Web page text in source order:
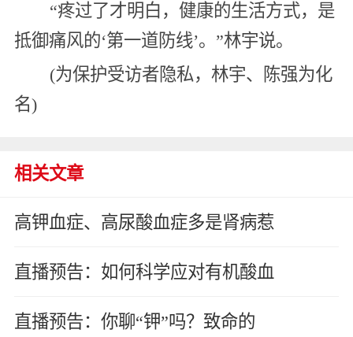
“疼过了才明白，健康的生活方式，是
抵御痛风的‘第一道防线’。”林宇说。
(为保护受访者隐私，林宇、陈强为化
名)
相关文章
高钾血症、高尿酸血症多是肾病惹
直播预告：如何科学应对有机酸血
直播预告：你聊“钾”吗？致命的